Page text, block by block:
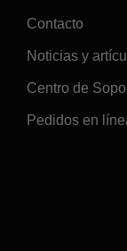
Contacto
Noticias y
Centro de
Pedidos en